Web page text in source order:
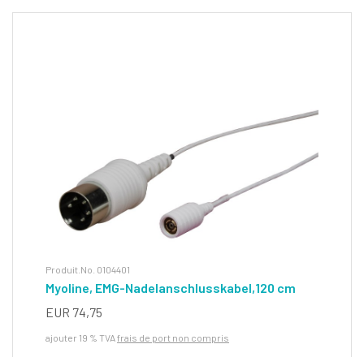
Produit.No. 0104401
Myoline, EMG-Nadelanschlusskabel,120 cm
EUR 74,75
ajouter 19 % TVA frais de port non compris